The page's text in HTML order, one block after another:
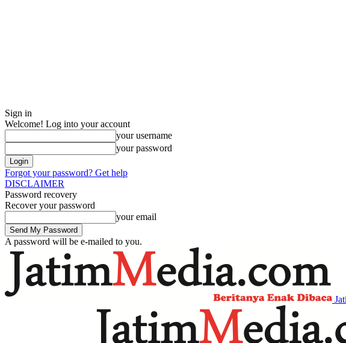
Sign in
Welcome! Log into your account
your username
your password
Forgot your password? Get help
DISCLAIMER
Password recovery
Recover your password
your email
A password will be e-mailed to you.